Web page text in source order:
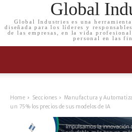
Global
Global Industries es una
diseñada para los líderes y
de las empresas, en la vida
personal en las
Home Secciones Manufactura y
un 75% los precios de sus modelos de IA